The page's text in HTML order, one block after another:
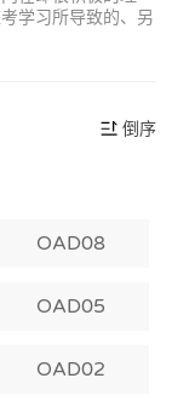
学习所导致的、另
倒序
OAD08
OAD05
OAD02